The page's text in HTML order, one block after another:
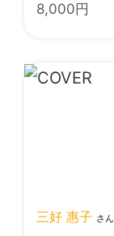
8,000 円
三好 惠子 さん